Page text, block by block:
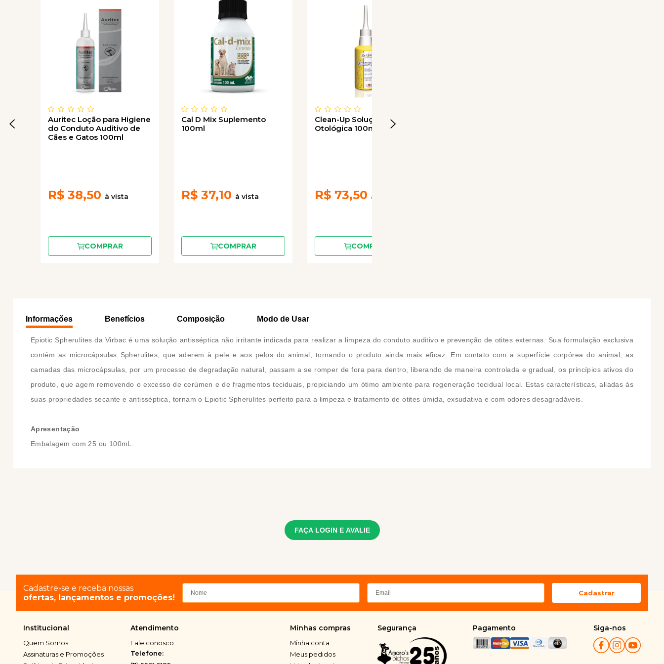
Auritec Loção para Higiene
do Conduto Auditivo de
Cães e Gatos 100ml
R$ 38,50
COMPRAR
Cal D Mix Suplemento
100ml
R$ 37,10
COMPRAR
Clean-Up Solução
Otológica 100mL
R$ 73,50
COMPRAR
Informações Benefícios Composição Modo de Usar
Epiotic Spherulites da Virbac é uma solução antisséptica não irritante indicada para realizar a limpeza do conduto auditivo e prevenção de otites externas. Sua formulação exclusiva
contém as microcápsulas Spherulites, que aderem à pele e aos pelos do animal, tornando o produto ainda mais eficaz. Em contato com a superfície corpórea do animal, as
camadas das microcápsulas, por um processo de degradação natural, passam a se romper de fora para dentro, liberando de maneira controlada e gradual, os princípios ativos do
produto, que agem removendo o excesso de cerúmen e de fragmentos teciduais, propiciando um ótimo ambiente para regeneração tecidual local. Estas características, aliadas às
suas propriedades secante e antisséptica, tornam o Epiotic Spherulites perfeito para a limpeza e tratamento de otites úmida, exsudativa e com odores desagradáveis.
Apresentação
Embalagem com 25 ou 100mL.
FAÇA LOGIN E AVALIE
Cadastre-se e receba nossas
ofertas, lançamentos e promoções!
Institucional
Quem Somos
Assinaturas e Promoções
Atendimento
Fale conosco
Telefone:
Minhas compras
Minha conta
Meus pedidos
Segurança Pagamento Siga-nos